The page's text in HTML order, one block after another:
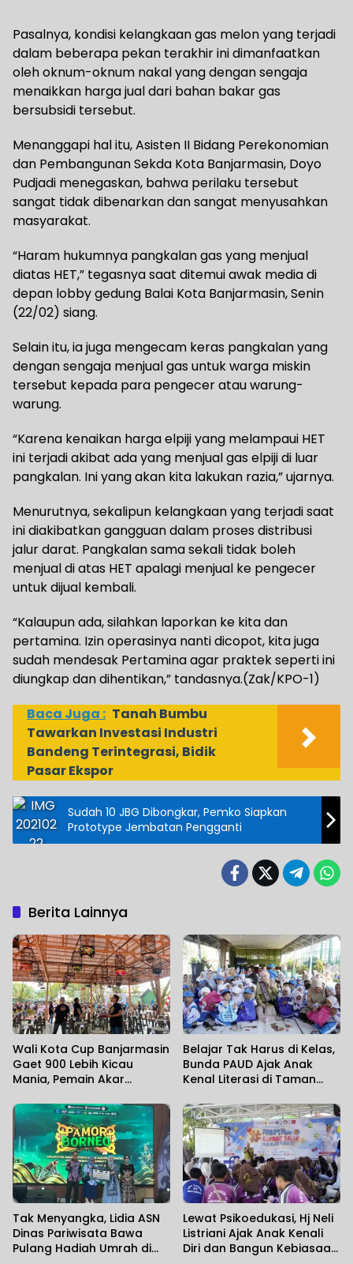
Pasalnya, kondisi kelangkaan gas melon yang terjadi
dalam beberapa pekan terakhir ini dimanfaatkan
oleh oknum-oknum nakal yang dengan sengaja
menaikkan harga jual dari bahan bakar gas
bersubsidi tersebut.
Menanggapi hal itu, Asisten II Bidang Perekonomian
dan Pembangunan Sekda Kota Banjarmasin, Doyo
Pudjadi menegaskan, bahwa perilaku tersebut
sangat tidak dibenarkan dan sangat menyusahkan
masyarakat.
“Haram hukumnya pangkalan gas yang menjual
diatas HET,” tegasnya saat ditemui awak media di
depan lobby gedung Balai Kota Banjarmasin, Senin
(22/02) siang.
Selain itu, ia juga mengecam keras pangkalan yang
dengan sengaja menjual gas untuk warga miskin
tersebut kepada para pengecer atau warung-
warung.
“Karena kenaikan harga elpiji yang melampaui HET
ini terjadi akibat ada yang menjual gas elpiji di luar
pangkalan. Ini yang akan kita lakukan razia,” ujarnya.
Menurutnya, sekalipun kelangkaan yang terjadi saat
ini diakibatkan gangguan dalam proses distribusi
jalur darat. Pangkalan sama sekali tidak boleh
menjual di atas HET apalagi menjual ke pengecer
untuk dijual kembali.
“Kalaupun ada, silahkan laporkan ke kita dan
pertamina. Izin operasinya nanti dicopot, kita juga
sudah mendesak Pertamina agar praktek seperti ini
diungkap dan dihentikan,” tandasnya.(Zak/KPO-1)
Baca Juga : Tanah Bumbu
Tawarkan Investasi Industri
Bandeng Terintegrasi, Bidik
Pasar Ekspor
Sudah 10 JBG Dibongkar, Pemko Siapkan
Prototype Jembatan Pengganti
Berita Lainnya
Wali Kota Cup Banjarmasin
Gaet 900 Lebih Kicau
Mania, Pemain Akar
Belajar Tak Harus di Kelas,
Bunda PAUD Ajak Anak
Kenal Literasi di Taman
Tak Menyangka, Lidia ASN
Dinas Pariwisata Bawa
Pulang Hadiah Umrah di
Lewat Psikoedukasi, Hj Neli
Listriani Ajak Anak Kenali
Diri dan Bangun Kebiasaan